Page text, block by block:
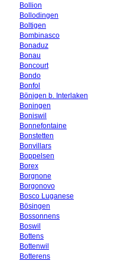
Bollion
Bollodingen
Boltigen
Bombinasco
Bonaduz
Bonau
Boncourt
Bondo
Bonfol
Bönigen b. Interlaken
Boningen
Boniswil
Bonnefontaine
Bonstetten
Bonvillars
Boppelsen
Borex
Borgnone
Borgonovo
Bosco Luganese
Bösingen
Bossonnens
Boswil
Bottens
Bottenwil
Botterens